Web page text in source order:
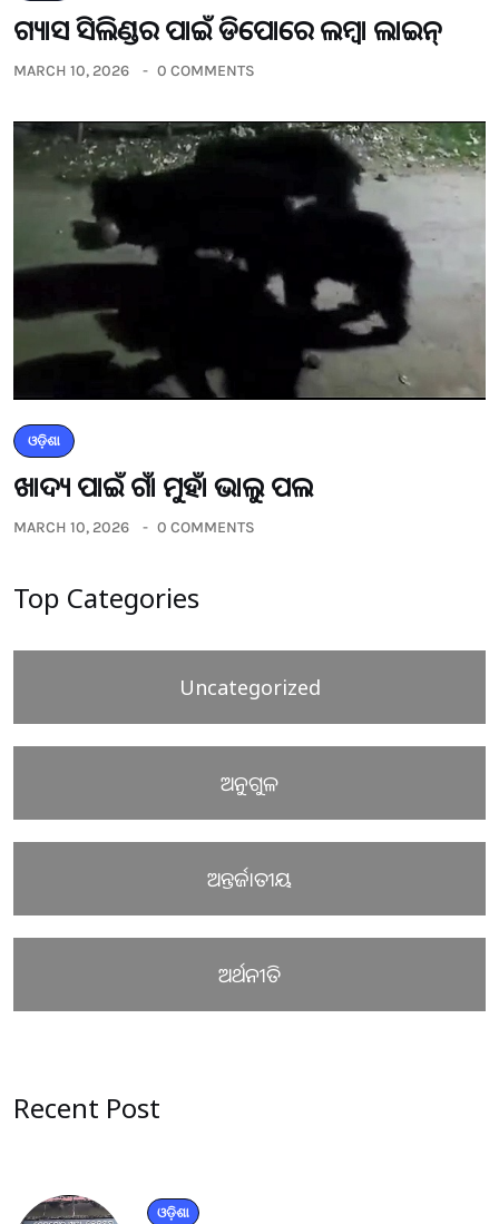
ଗ୍ୟାସ ସିଲିଣ୍ଡର ପାଇଁ ଡିପୋରେ ଲମ୍ବା ଲାଇନ୍
MARCH 10, 2026 0 COMMENTS
ଓଡ଼ିଶା
ଖାଦ୍ୟ ପାଇଁ ଗାଁ ମୁହାଁ ଭାଲୁ ପଲ
MARCH 10, 2026 0 COMMENTS
Top Categories
Uncategorized
ଅନୁଗୁଳ
ଅନ୍ତର୍ଜାତୀୟ
ଅର୍ଥନୀତି
Recent Post
ଓଡ଼ିଶା